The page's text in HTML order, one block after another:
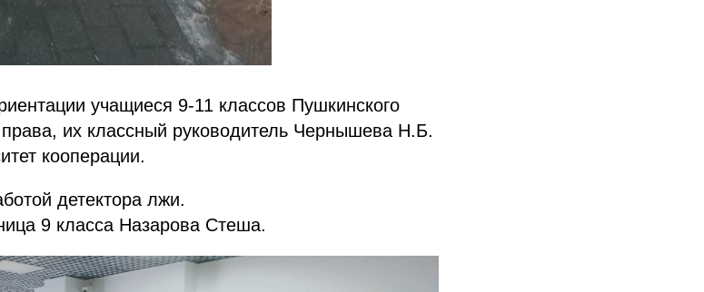
учащиеся 9-11 классов Пушкинского
их классный руководитель Чернышева Н.Б.
кооперации.
детектора лжи.
9 класса Назарова Стеша.